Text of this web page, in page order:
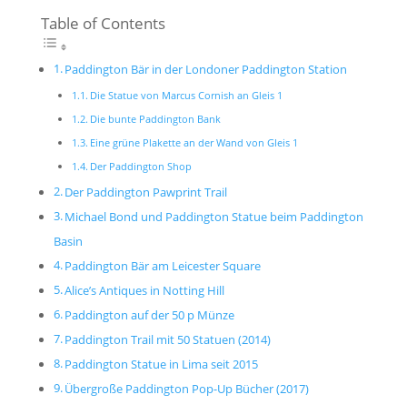
Table of Contents
Paddington Bär in der Londoner Paddington Station
Die Statue von Marcus Cornish an Gleis 1
Die bunte Paddington Bank
Eine grüne Plakette an der Wand von Gleis 1
Der Paddington Shop
Der Paddington Pawprint Trail
Michael Bond und Paddington Statue beim Paddington
Basin
Paddington Bär am Leicester Square
Alice’s Antiques in Notting Hill
Paddington auf der 50 p Münze
Paddington Trail mit 50 Statuen (2014)
Paddington Statue in Lima seit 2015
Übergroße Paddington Pop-Up Bücher (2017)